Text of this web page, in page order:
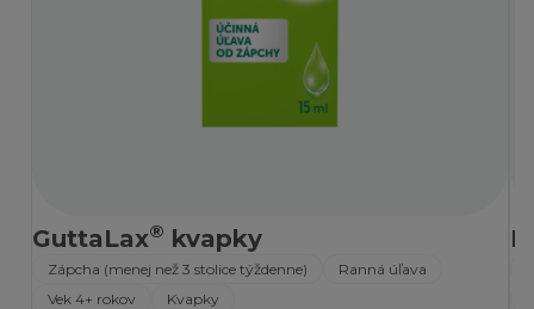
GuttaLax® kvapky
Zápcha (menej než 3 stolice týždenne)
Ranná úľava
Vek 4+ rokov
Kvapky